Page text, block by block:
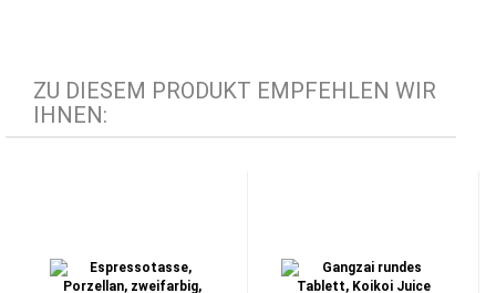
ZU DIESEM PRODUKT EMPFEHLEN WIR
IHNEN: